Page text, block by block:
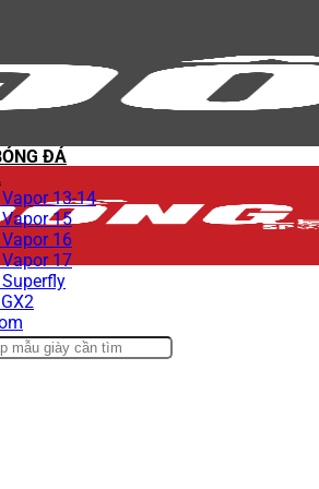
ĐÁ
13-14
15
16
17